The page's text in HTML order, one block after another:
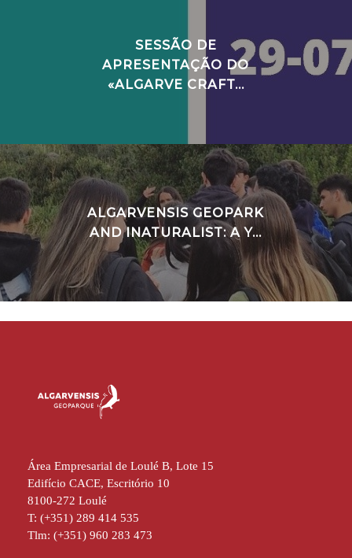
SESSÃO DE
APRESENTAÇÃO DO
«ALGARVE CRAFT...
ALGARVENSIS GEOPARK
AND INATURALIST: A Y...
Área Empresarial de Loulé B, Lote 15
Edifício CACE, Escritório 10
8100-272 Loulé
T: (+351) 289 414 535
Tlm: (+351) 960 283 473